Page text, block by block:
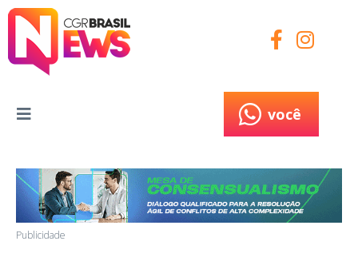
você
Publicidade